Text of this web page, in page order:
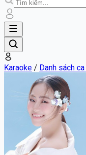
Karaoke / Danh sách